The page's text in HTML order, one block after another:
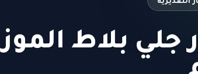
جلي بلاط